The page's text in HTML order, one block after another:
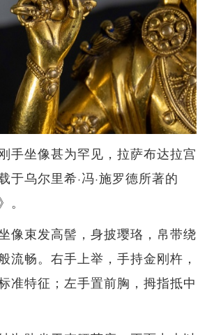
手坐像甚为罕见，拉萨布达拉宫
于乌尔里希·冯·施罗德所著的
。
像束发高髻，身披璎珞，帛带绕
流畅。右手上举，手持金刚杵，
准特征；左手置前胸，拇指抵中